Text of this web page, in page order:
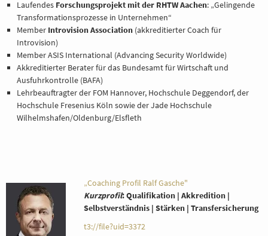
Laufendes Forschungsprojekt mit der RHTW Aachen: „Gelingende
Transformationsprozesse in Unternehmen“
Member Introvision Association (akkreditierter Coach für
Introvision)
Member ASIS International (Advancing Security Worldwide)
Akkreditierter Berater für das Bundesamt für Wirtschaft und
Ausfuhrkontrolle (BAFA)
Lehrbeauftragter der FOM Hannover, Hochschule Deggendorf, der
Hochschule Fresenius Köln sowie der Jade Hochschule
Wilhelmshafen/Oldenburg/Elsfleth
„Coaching Profil Ralf Gasche"
Kurzprofil: Qualifikation | Akkredition |
Selbstverständnis | Stärken | Transfersicherung
t3://file?uid=3372